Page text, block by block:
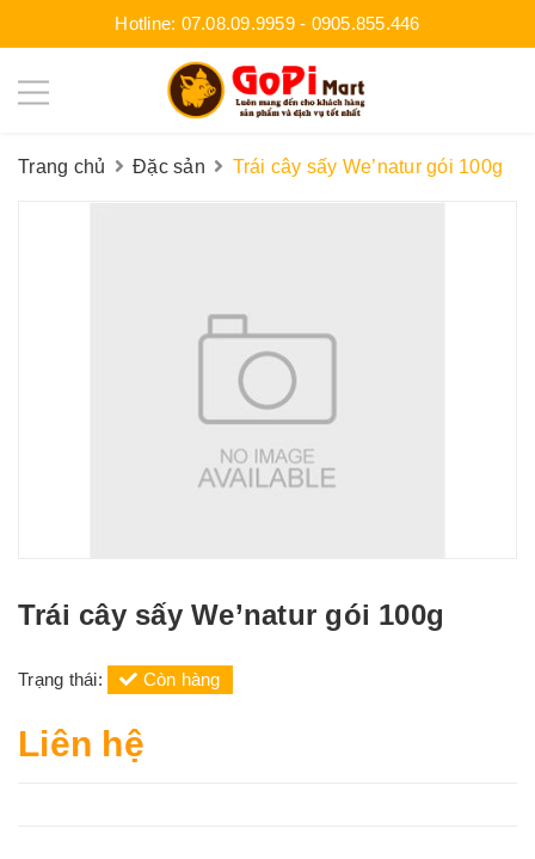
Hotline: 07.08.09.9959- 0905.855.446
Trang chủ Đặc sản Trái cây sấy We’natur gói 100g
Trái cây sấy We’natur gói 100g
Trạng thái: Còn hàng
Liên hệ